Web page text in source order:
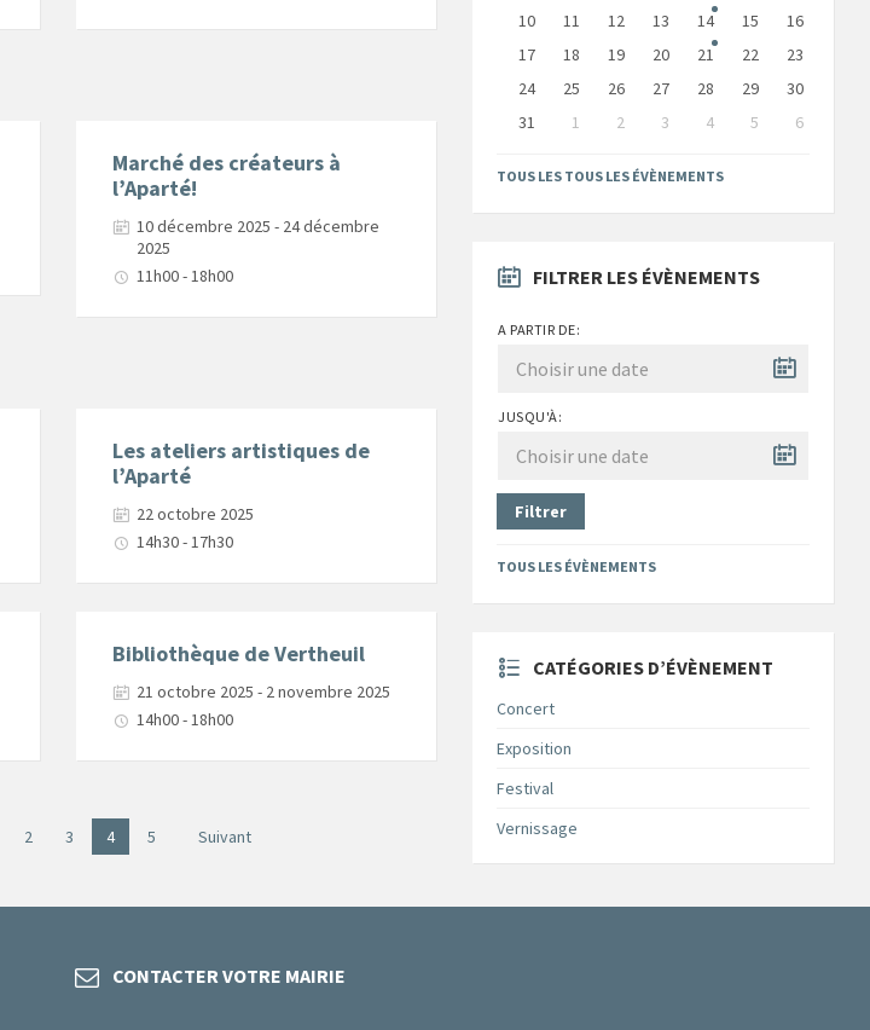
Marché des créateurs à
l’Aparté!
10 décembre 2025 - 24 décembre
2025
11h00 - 18h00
Les ateliers artistiques de
l’Aparté
22 octobre 2025
14h30 - 17h30
Bibliothèque de Vertheuil
21 octobre 2025 - 2 novembre 2025
14h00 - 18h00
2 3 4 5 Suivant
10
11 12 13 14 15
16
17
18 19 20 21 22
23
24
25 26 27 28 29
30
31
1 2 3 4 5
6
to
calendar
TOUS LES TOUS LES ÉVÈNEMENTS
FILTRER LES ÉVÈNEMENTS
A PARTIR DE:
JUSQU'À:
Filtrer
TOUS LES ÉVÈNEMENTS
CATÉGORIES D’ÉVÈNEMENT
Concert
Exposition
Festival
Vernissage
CONTACTER VOTRE MAIRIE